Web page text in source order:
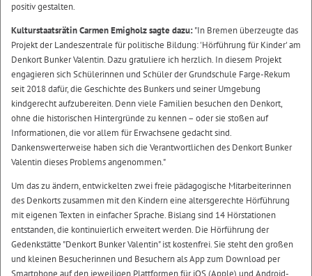
positiv gestalten.
Kulturstaatsrätin Carmen Emigholz sagte dazu:"In Bremen überzeugte das
Projekt der Landeszentrale für politische Bildung: 'Hörführung für Kinder' am
Denkort Bunker Valentin. Dazu gratuliere ich herzlich. In diesem Projekt
engagieren sich Schülerinnen und Schüler der Grundschule Farge-Rekum
seit 2018 dafür, die Geschichte des Bunkers und seiner Umgebung
kindgerecht aufzubereiten. Denn viele Familien besuchen den Denkort,
ohne die historischen Hintergründe zu kennen – oder sie stoßen auf
Informationen, die vor allem für Erwachsene gedacht sind.
Dankenswerterweise haben sich die Verantwortlichen des Denkort Bunker
Valentin dieses Problems angenommen."
Um das zu ändern, entwickelten zwei freie pädagogische Mitarbeiterinnen
des Denkorts zusammen mit den Kindern eine altersgerechte Hörführung
mit eigenen Texten in einfacher Sprache. Bislang sind 14 Hörstationen
entstanden, die kontinuierlich erweitert werden. Die Hörführung der
Gedenkstätte "Denkort Bunker Valentin" ist kostenfrei. Sie steht den großen
und kleinen Besucherinnen und Besuchern als App zum Download per